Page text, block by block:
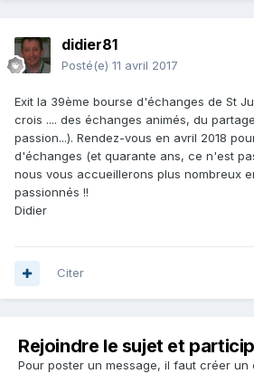
didier81
Posté(e) 11 avril 2017
Exit la 39ème bourse d'échanges de St
crois .... des échanges animés, du
passion...). Rendez-vous en avril 2018
d'échanges (et quarante ans, ce n'est
nous vous accueillerons plus nombreux
passionnés !!
Didier
Citer
Rejoindre le sujet et
Pour poster un message, il faut créer un